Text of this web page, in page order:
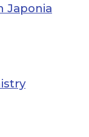
Japonia